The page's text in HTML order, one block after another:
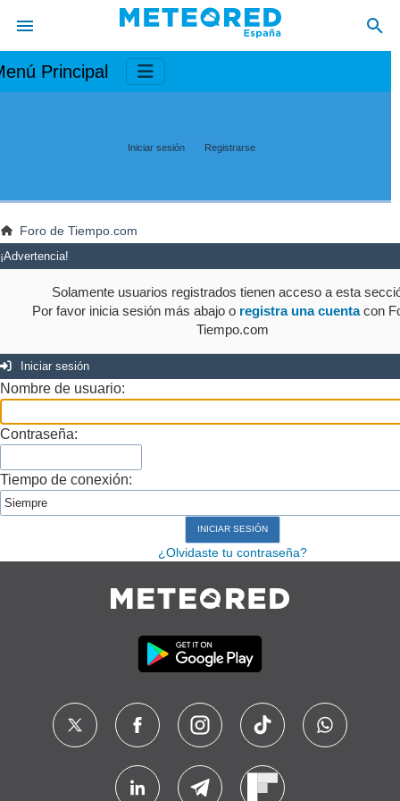
Principal
Iniciar sesión Registrarse
Foro de Tiempo.com
¡Advertencia!
Solamente usuarios registrados tienen acceso a esta
Por favor inicia sesión más abajo o registra una cuentacon
Tiempo.com
Iniciar sesión
Nombre de usuario:
Contraseña:
Tiempo de conexión:
¿Olvidaste tu contraseña?